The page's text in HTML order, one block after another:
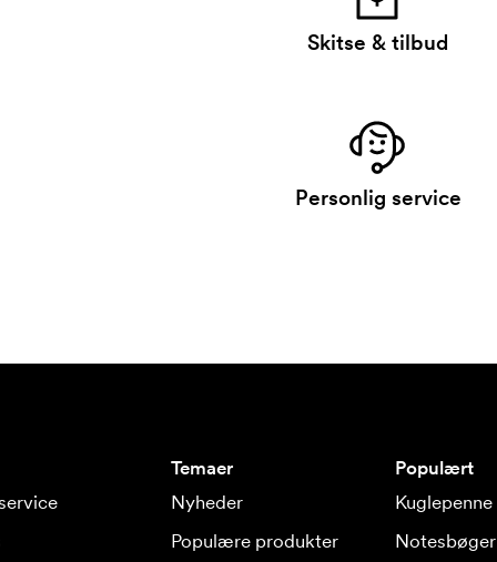
Skitse & tilbud
Personlig service
Temaer
Nyheder
Populære produkter
Populært
Kuglepenne
Notesbøger